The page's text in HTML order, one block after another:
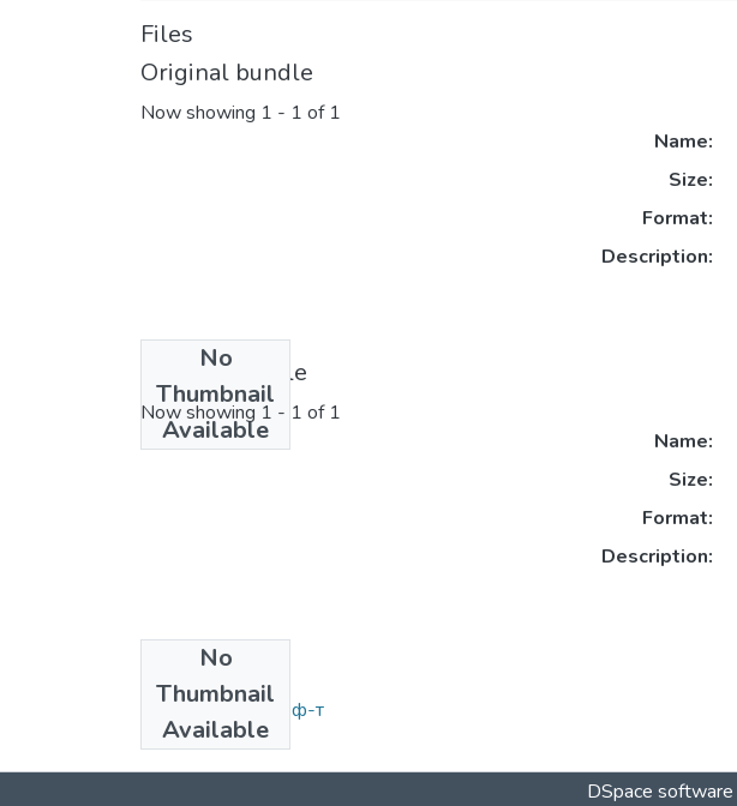
Files
Original bundle
Now showing 1 - 1 of 1
No
Thumbnail
Available
Name:
Size:
Format:
Description:
License bundle
Now showing 1 - 1 of 1
No
Thumbnail
Available
Name:
Size:
Format:
Description:
Collections
Магістри Біолог. ф-т
DSpace software